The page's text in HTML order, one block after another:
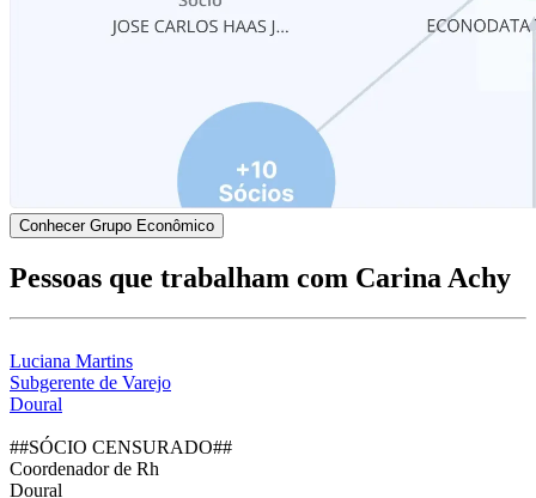
Conhecer Grupo Econômico
Pessoas que trabalham com Carina Achy
Luciana Martins
Subgerente de Varejo
Doural
##SÓCIO CENSURADO##
Coordenador de Rh
Doural